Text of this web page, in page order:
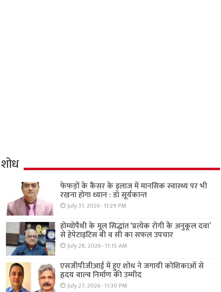
शोध
फेफड़ों के कैंसर के इलाज में मानसिक स्वास्थ्य पर भी
रखना होगा ध्यान : डॉ सूर्यकान्त
July 31, 2026- 11:29 PM
होम्योपैथी के मूल सिद्धांत ‘प्रत्येक रोगी केे अनुकूल दवा’
से हेपेटाइटिस बी व सी का सफल उपचार
July 28, 2026- 11:15 AM
एसजीपीजीआई में हुए शोध ने जगायी कोशिकाओं से
हृदय वाल्व निर्माण की उम्मीद
July 27, 2026- 11:30 PM